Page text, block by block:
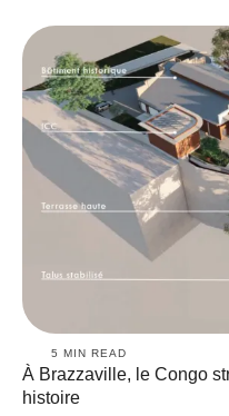
5 MIN READ
À Brazzaville, le Congo
histoire